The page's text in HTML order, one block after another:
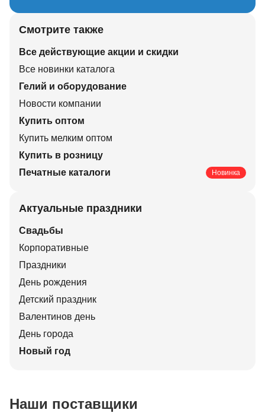
Смотрите также
Все действующие акции и скидки
Все новинки каталога
Гелий и оборудование
Новости компании
Купить оптом
Купить мелким оптом
Купить в розницу
Печатные каталоги
Новинка
Актуальные праздники
Свадьбы
Корпоративные
Праздники
День рождения
Детский праздник
Валентинов день
День города
Новый год
Наши поставщики